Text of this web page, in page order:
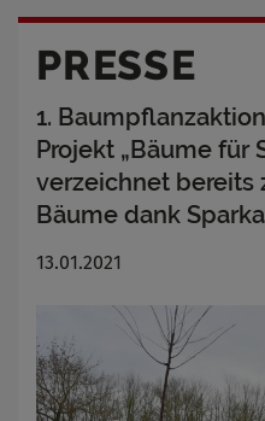
PRESSE
1.
Projekt „Bäume für
verzeichnet bereits
Bäume dank
13.01.2021